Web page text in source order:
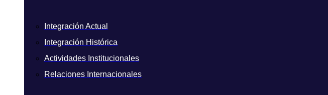
Integración Actual
Integración Histórica
Actividades Institucionales
Relaciones Internacionales